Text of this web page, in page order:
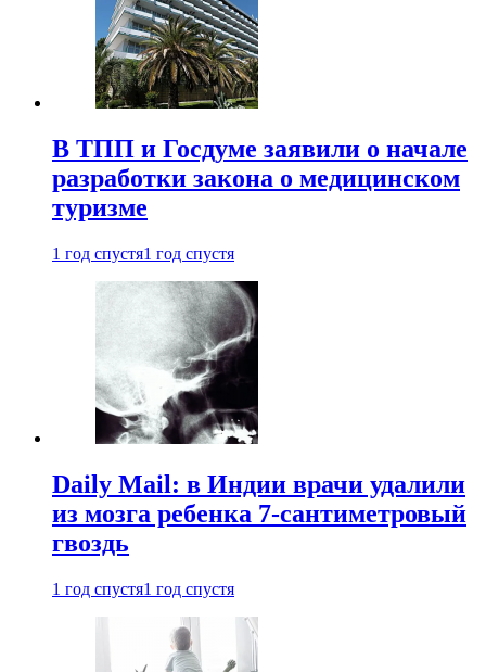
В ТПП и Госдуме заявили о начале
разработки закона о медицинском
туризме
1 год спустя1 год спустя
Daily Mail: в Индии врачи удалили
из мозга ребенка 7-сантиметровый
гвоздь
1 год спустя1 год спустя